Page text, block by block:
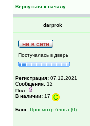
Вернуться к началу
darprok
Постучалась в дверь
Регистрация: 07.12.2021
Сообщения: 12
Пол:
В наличии: 17
Блог: Просмотр блога (0)